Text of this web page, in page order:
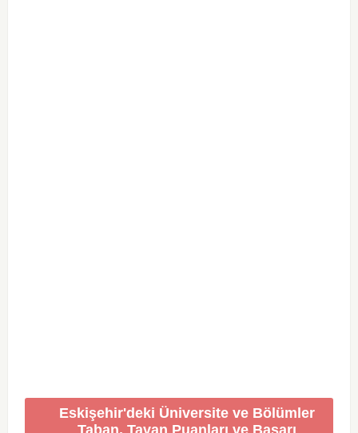
Eskişehir'deki Üniversite ve Bölümler
Taban, Tavan Puanları ve Başarı